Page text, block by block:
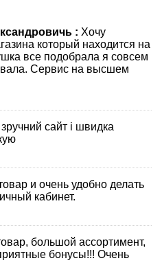
: Хочу
который находится на
все подобрала я совсем
Сервис на высшем
сайт і швидка
и очень удобно делать
кабинет.
большой ассортимент,
бонусы!!! Очень